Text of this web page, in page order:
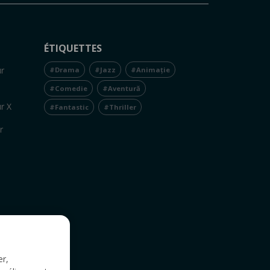
X
ÉTIQUETTES
#Drama #Jazz #Animație
#Comedie #Aventură
#Fantastic #Thriller